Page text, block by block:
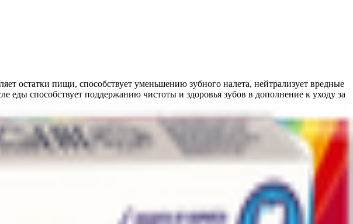
остатки пищи, способствует уменьшению зубного налета, нейтрализует вредные
еды способствует поддержанию чистоты и здоровья зубов в дополнение к уходу за
агент Е553, эмульгатор соевый лецитин, подсластители: аспартам Е951,